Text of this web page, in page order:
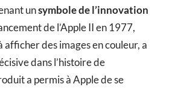
unsymbole de l’innovation
de l’Apple II en 1977,
des images en couleur, a
dans l’histoire de
a permis à Apple de se